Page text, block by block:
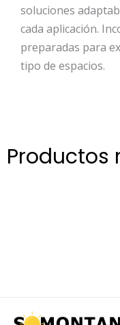
soluciones
cada aplicación.
preparadas para
tipo de espacios.
Productos